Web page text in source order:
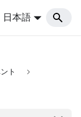
日本語
ト